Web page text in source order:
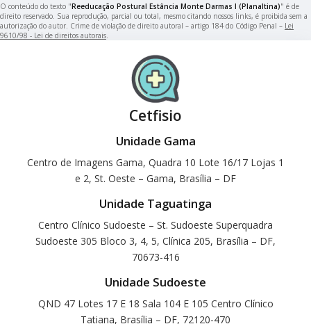
O conteúdo do texto "Reeducação Postural Estância Monte Darmas I (Planaltina)" é de
direito reservado. Sua reprodução, parcial ou total, mesmo citando nossos links, é proibida sem a
autorização do autor. Crime de violação de direito autoral – artigo 184 do Código Penal – Lei
9610/98 - Lei de direitos autorais.
Cetfisio
Unidade Gama
Centro de Imagens Gama, Quadra 10 Lote 16/17 Lojas 1
e 2, St. Oeste – Gama, Brasília – DF
Unidade Taguatinga
Centro Clínico Sudoeste – St. Sudoeste Superquadra
Sudoeste 305 Bloco 3, 4, 5, Clínica 205, Brasília – DF,
70673-416
Unidade Sudoeste
QND 47 Lotes 17 E 18 Sala 104 E 105 Centro Clínico
Tatiana, Brasília – DF, 72120-470